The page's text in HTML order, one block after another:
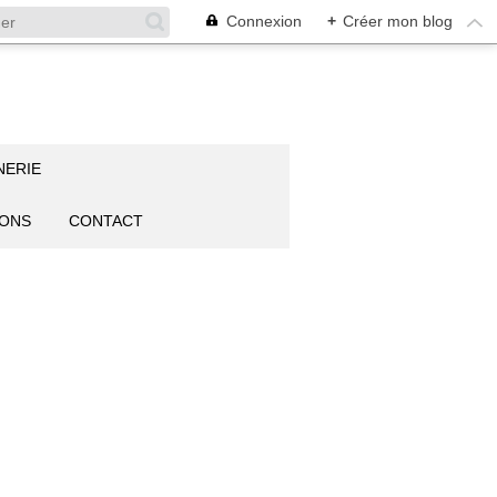
Connexion + Créer mon blog
CONTACT